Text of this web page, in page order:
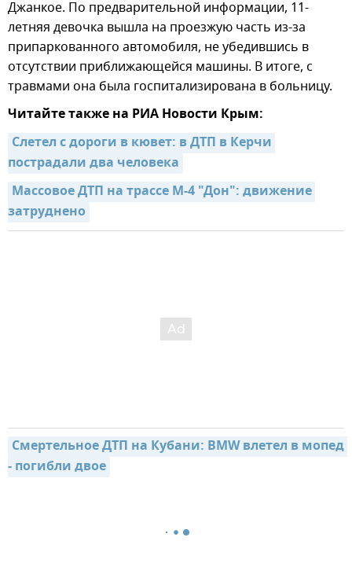
Джанкое. По предварительной информации, 11-
летняя девочка вышла на проезжую часть из-за
припаркованного автомобиля, не убедившись в
отсутствии приближающейся машины. В итоге, с
травмами она была госпитализирована в больницу.
Читайте также на РИА Новости Крым:
Слетел с дороги в кювет: в ДТП в Керчи
пострадали два человека
Массовое ДТП на трассе М-4 "Дон": движение
затруднено
Смертельное ДТП на Кубани: BMW влетел в мопед
- погибли двое